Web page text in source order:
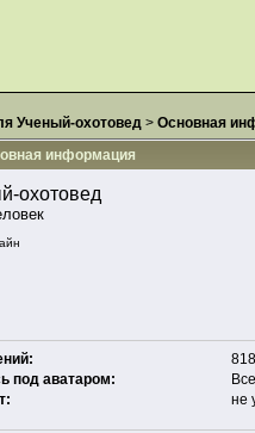
Ученый-охотовед > Основная
информация
охотовед
под аватаром:
не